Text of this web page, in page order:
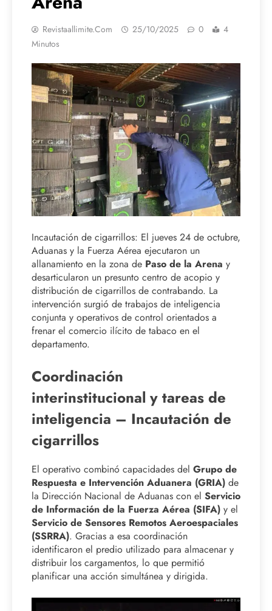
Revistaallimite.com 25/10/2025 0
4
Minutos
Incautación de cigarrillos: El jueves 24 de octubre,
Aduanas y la Fuerza Aérea ejecutaron un
allanamiento en la zona de Paso de la Arena y
desarticularon un presunto centro de acopio y
distribución de cigarrillos de contrabando. La
intervención surgió de trabajos de inteligencia
conjunta y operativos de control orientados a
frenar el comercio ilícito de tabaco en el
departamento.
Coordinación
interinstitucional y tareas de
inteligencia – Incautación de
cigarrillos
El operativo combinó capacidades del Grupo de
Respuesta e Intervención Aduanera (GRIA) de
la Dirección Nacional de Aduanas con el Servicio
de Información de la Fuerza Aérea (SIFA) y el
Servicio de Sensores Remotos Aeroespaciales
(SSRRA). Gracias a esa coordinación
identificaron el predio utilizado para almacenar y
distribuir los cargamentos, lo que permitió
planificar una acción simultánea y dirigida.